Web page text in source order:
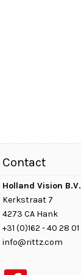
Contact
Holland Vision B.V.
Kerkstraat 7
4273 CA Hank
+31 (0)162 - 40 28 01
info@rittz.com